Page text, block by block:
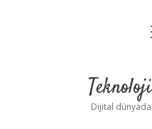
Dijital